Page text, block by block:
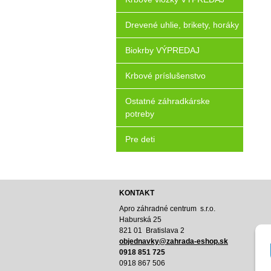
Drevené uhlie, brikety, horáky
Biokrby VÝPREDAJ
Krbové príslušenstvo
Ostatné záhradkárske
potreby
Pre deti
KONTAKT
Apro záhradné centrum s.r.o.
Haburská 25
821 01 Bratislava 2
objednavky@zahrada-eshop.sk
0918 851 725
0918 867 506